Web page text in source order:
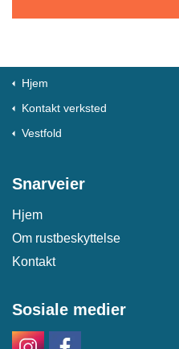
Hjem
Kontakt verksted
Vestfold
Snarveier
Hjem
Om rustbeskyttelse
Kontakt
Sosiale medier